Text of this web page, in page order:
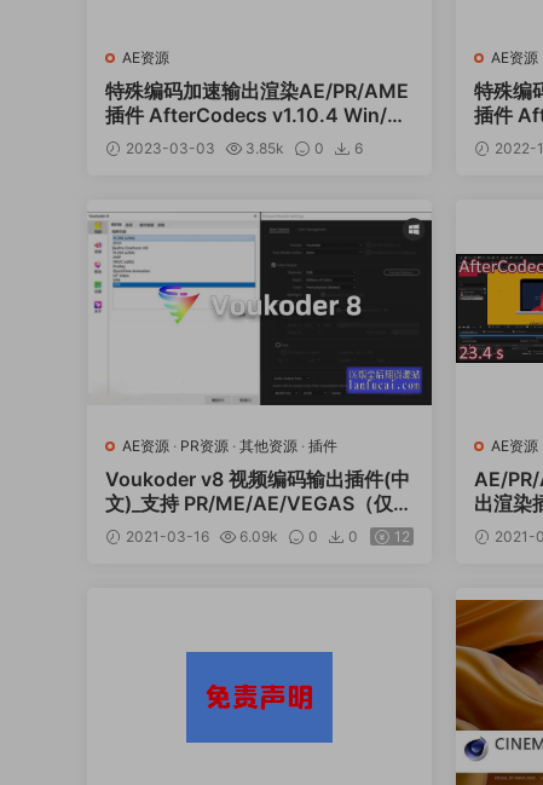
AE资源
特殊编码加速输出渲染AE/PR/AME
插件 AfterCodecs v1.10.4 Win/M
ac 2023-03-03 3.85k 0
6
AE资源
特殊编
插件
2022-
AE资源 · PR资源 · 其他资源 · 插件
Voukoder v8 视频编码输出插件(中
文)_支持 PR/ME/AE/VEGAS（仅W
in）2021-03-16 6.09k 0 0 12
AE资源
AE/
出渲染
Win2021-